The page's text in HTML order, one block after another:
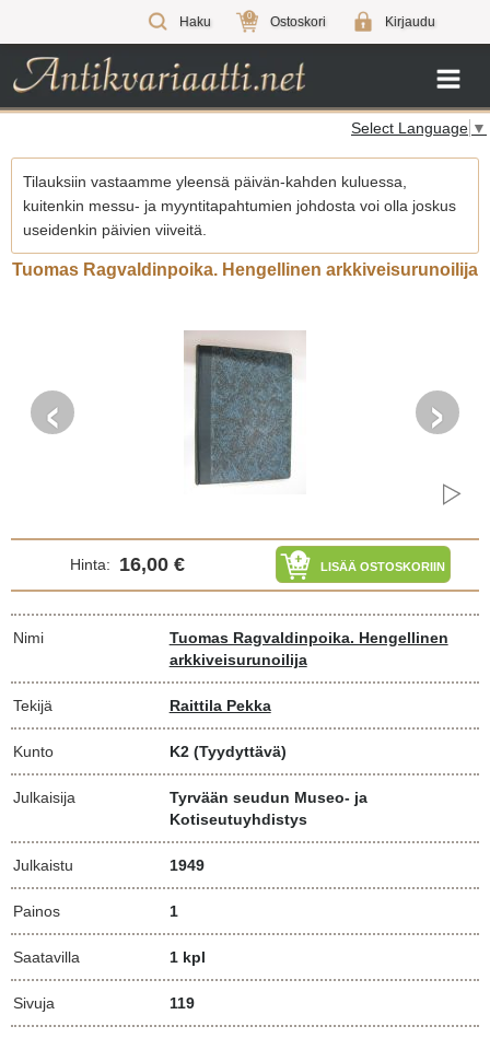
Haku 0 Ostoskori Kirjaudu
Select Language ▼
Tilauksiin vastaamme yleensä päivän-kahden kuluessa,
kuitenkin messu- ja myyntitapahtumien johdosta voi olla joskus
useidenkin päivien viiveitä.
Tuomas Ragvaldinpoika. Hengellinen arkkiveisurunoilija
‹ ›
Hinta: 16,00 € LISÄÄ OSTOSKORIIN
Nimi
Tuomas Ragvaldinpoika. Hengellinen
arkkiveisurunoilija
Tekijä Raittila Pekka
Kunto K2 (Tyydyttävä)
Julkaisija
Tyrvään seudun Museo- ja
Kotiseutuyhdistys
Julkaistu 1949
Painos 1
Saatavilla 1 kpl
Sivuja 119